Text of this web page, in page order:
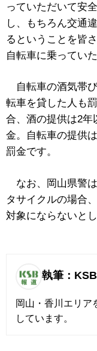
っていただいて安
し、もちろん交通
るということを皆
自転車に乗ってい
自転車の酒気帯
転車を貸した人も
合、酒の提供は2年
金。自転車の提供
罰金です。
なお、岡山県警
タサイクルの場合
対象にならないとし
執筆：
岡山・香川エリア
しています。